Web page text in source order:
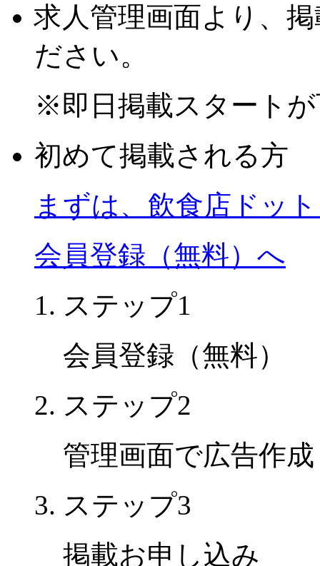
求人管理画面より、
ださい。
※即日掲載スタート
初めて掲載される方
まずは、飲食店ドッ
会員登録（無料）へ
ステップ1
会員登録（無料）
ステップ2
管理画面で広告作成
ステップ3
掲載お申し込み